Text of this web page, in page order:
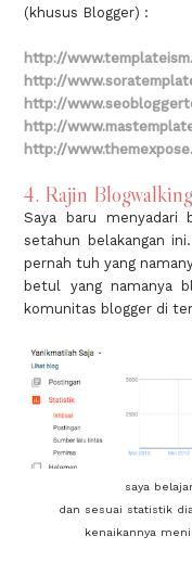
(khusus Blogger) :
http://
http://
http://
http://
http://
4. Rajin Blogwalking
Saya baru menyadari
setahun belakangan
pernah tuh yang
betul yang namanya
komunitas blogger di
saya
dan sesuai statistik
kenaikannya